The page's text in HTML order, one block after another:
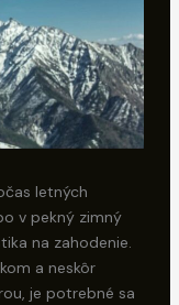
letných
v pekný zimný
na zahodenie.
a neskôr
je potrebné sa